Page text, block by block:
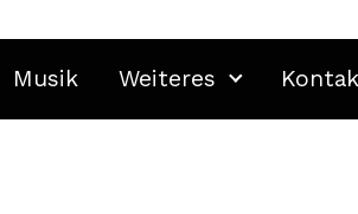
Musik Weiteres